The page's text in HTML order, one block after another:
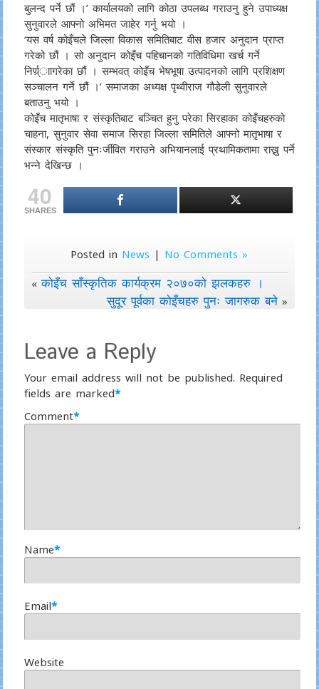
बुलन्द पर्ने छौं ।’ कार्यालयको लागि कोठा उपलब्ध गराउनु हुने उपाध्यक्ष
सुनुवारले आफ्नो अभिमत जाहेर गर्नु भयो ।
‘यस वर्ष कोइँचले जिल्ला विकास समितिबाट वीस हजार अनुदान प्राप्त
गरेको छौं । सो अनुदान कोइँच पहिचानको गतिविधिमा खर्च गर्ने
निर्ण्र्ाागरेका छौं । सम्भवत् कोइँच भेषभूषा उत्पादनको लागि प्रशिक्षण
सञ्चालन गर्ने छौं ।’ समाजका अध्यक्ष पृथ्वीराज गौडेली सुनुवारले
बताउनु भयो ।
कोइँच मातृभाषा र संस्कृतिबाट बञ्चित हुनु परेका सिरहाका कोइँचहरुको
चाहना, सुनुवार सेवा समाज सिरहा जिल्ला समितिले आफ्नो मातृभाषा र
संस्कार संस्कृति पुनःर्जीवित गराउने अभियानलाई प्रथामिकतामा राख्नु पर्ने
भन्ने देखिन्छ ।
40
SHARES
Posted in News | No Comments »
«कोइँच साँस्कृतिक कार्यक्रम २०७०को झलकहरु ।
सुदूर पूर्वका कोइँचहरु पुनः जागरुक बने »
Leave a Reply
Your email address will not be published. Required
fields are marked*
Comment*
Name*
Email*
Website